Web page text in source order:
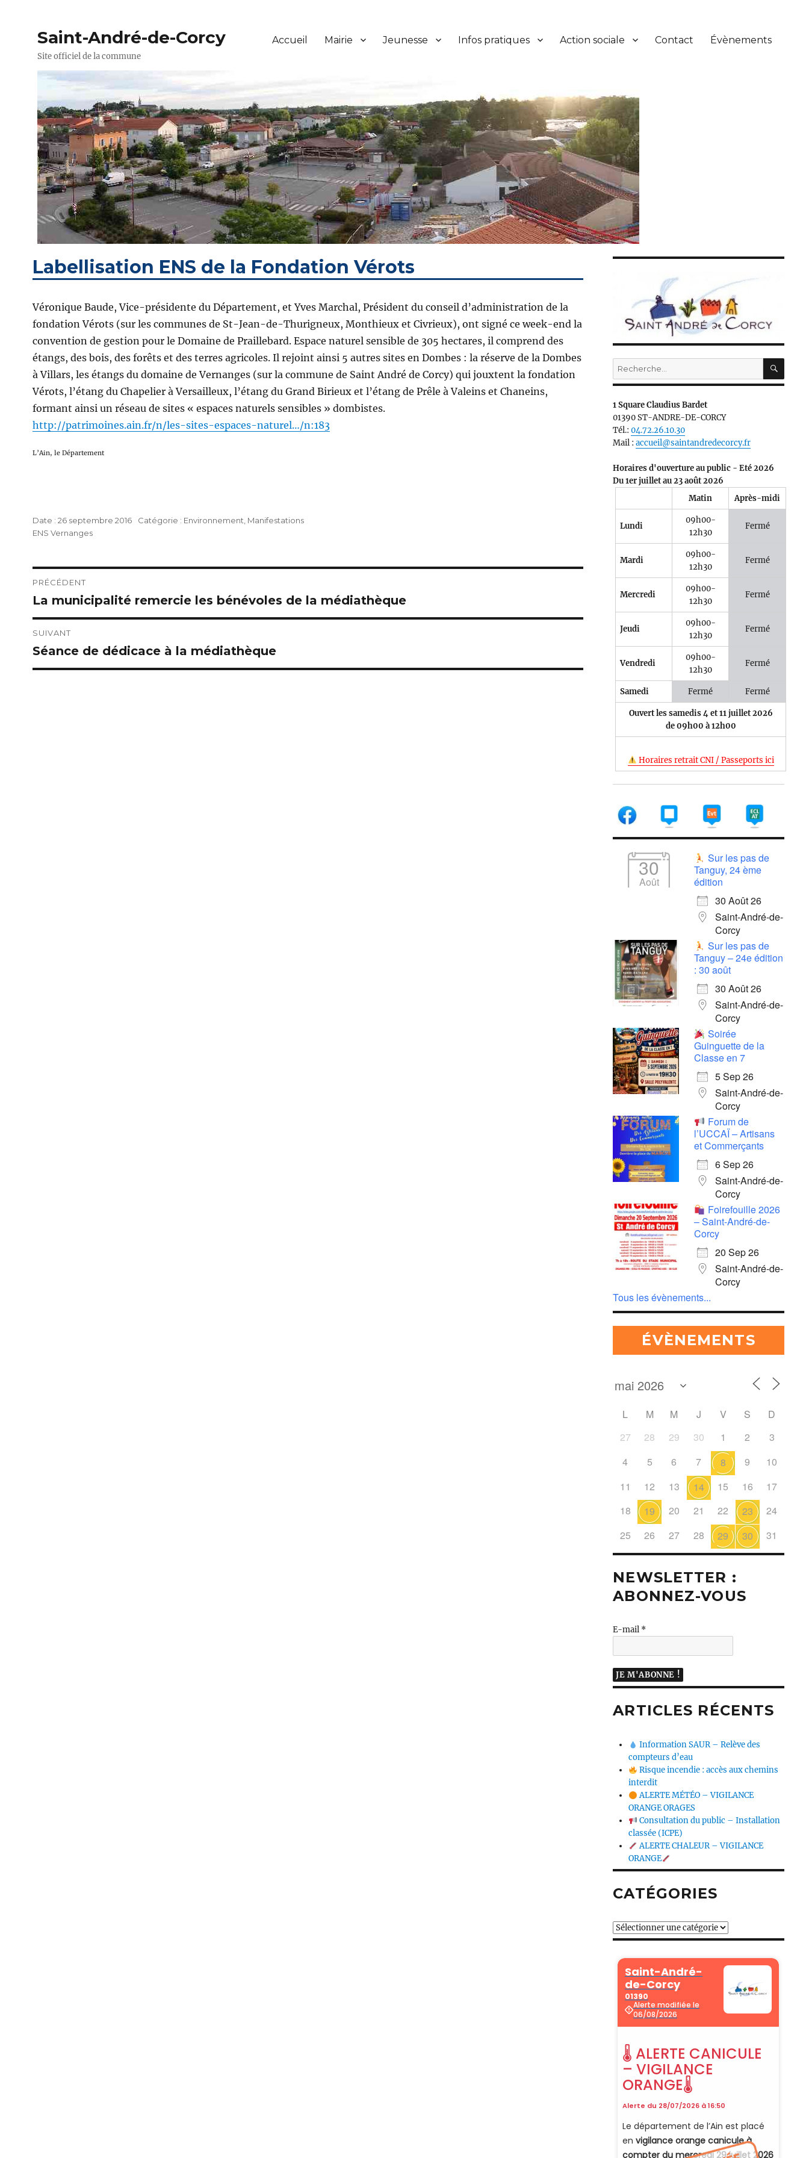
Saint-André-de-Corcy
Site officiel de la commune
Accueil Mairie Jeunesse Infos pratiques Action sociale Contact Évènements
Labellisation ENS de la Fondation Vérots
Véronique Baude, Vice-présidente du Département, et Yves Marchal, Président du conseil d’administration de la
fondation Vérots (sur les communes de St-Jean-de-Thurigneux, Monthieux et Civrieux), ont signé ce week-end la
convention de gestion pour le Domaine de Praillebard. Espace naturel sensible de 305 hectares, il comprend des
étangs, des bois, des forêts et des terres agricoles. Il rejoint ainsi 5 autres sites en Dombes : la réserve de la Dombes
à Villars, les étangs du domaine de Vernanges (sur la commune de Saint André de Corcy) qui jouxtent la fondation
Vérots, l’étang du Chapelier à Versailleux, l’étang du Grand Birieux et l’étang de Prêle à Valeins et Chaneins,
formant ainsi un réseau de sites « espaces naturels sensibles » dombistes.
http://patrimoines.ain.fr/n/les-sites-espaces-naturel…/n:183
L’Ain, le Département
Publié
le
26 septembre 2016 Catégories
Environnement, Manifestations
Étiquettes
ENS Vernanges
Navigation
de
l’article
PRÉCÉDENT
Publication
précédente :
La municipalité remercie les bénévoles de la médiathèque
SUIVANT
Publication
suivante :
Séance de dédicace à la médiathèque
Recherche
pour :
1 Square Claudius Bardet
01390 ST-ANDRE-DE-CORCY
Tél.:04.72.26.10.30
Mail :accueil@saintandredecorcy.fr
Horaires d'ouverture au public - Eté 2026
Du 1er juillet au 23 août 2026
Matin
Après-midi
Lundi
09h00-
12h30
Fermé
Mardi
09h00-
12h30
Fermé
Mercredi
09h00-
12h30
Fermé
Jeudi
09h00-
12h30
Fermé
Vendredi
09h00-
12h30
Fermé
Samedi Fermé Fermé
Ouvert les samedis 4 et 11 juillet 2026
de 09h00 à 12h00
Horaires retrait CNI / Passeports ici
30
Août
Sur les pas de
Tanguy, 24 ème
édition
30 Août 26
Saint-André-de-
Corcy
Sur les pas de
Tanguy – 24e édition
: 30 août
30 Août 26
Saint-André-de-
Corcy
Soirée
Guinguette de la
Classe en 7
5 Sep 26
Saint-André-de-
Corcy
Forum de
l’UCCAÏ – Artisans
et Commerçants
6 Sep 26
Saint-André-de-
Corcy
Foirefouille 2026
– Saint-André-de-
Corcy
20 Sep 26
Saint-André-de-
Corcy
Tous les évènements...
ÉVÈNEMENTS
L M M J V S
D
27
28 29 30 1 2
3
4
5 6 7 8 9
10
11
12 13 14 15 16
17
18
19 20 21 22 23
24
25
26 27 28 29 30 31
NEWSLETTER :
ABONNEZ-VOUS
E-mail *
ARTICLES RÉCENTS
Information SAUR – Relève des
compteurs d’eau
Risque incendie : accès aux chemins
interdit
ALERTE MÉTÉO – VIGILANCE
ORANGE ORAGES
Consultation du public – Installation
classée (ICPE)
ALERTE CHALEUR – VIGILANCE
ORANGE
CATÉGORIES
Catégories